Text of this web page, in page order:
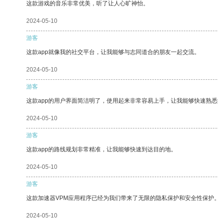
这款游戏的音乐非常优美，听了让人心旷神怡。
2024-05-10
游客
这款app就像我的社交平台，让我能够与志同道合的朋友一起交流。
2024-05-10
游客
这款app的用户界面简洁明了，使用起来非常容易上手，让我能够快速熟悉
2024-05-10
游客
这款app的路线规划非常精准，让我能够快速到达目的地。
2024-05-10
游客
这款加速器VPM应用程序已经为我们带来了无限的隐私保护和安全性保护。
2024-05-10